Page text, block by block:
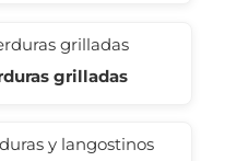
grilladas